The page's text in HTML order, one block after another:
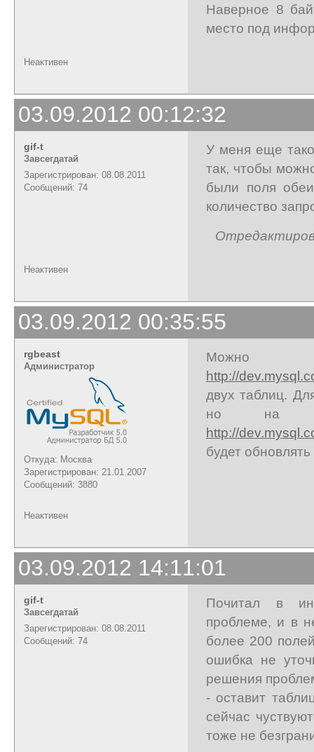
Наверное 8
место под
Неактивен
03.09.2012 00:12:32
gif-t
Завсегдатай
Зарегистрирован: 08.08.2011
Сообщений: 74
У меня еще
так, чтобы
были поля
количество
Неактивен
03.09.2012 00:35:55
rgbeast
Администратор
Откуда: Москва
Зарегистрирован: 21.01.2007
Сообщений: 3880
http://
двух таблиц.
но на
http://
будет
Неактивен
03.09.2012 14:11:01
gif-t
Завсегдатай
Зарегистрирован: 08.08.2011
Сообщений: 74
Почитал в
проблеме, и в
более 200
ошибка не
решения
- оставит
сейчас
тоже не